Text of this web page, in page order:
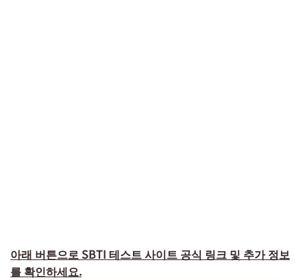
아래 버튼으로 SBTI 테스트 사이트 공식 링크 및 추가 정보
를 확인하세요.